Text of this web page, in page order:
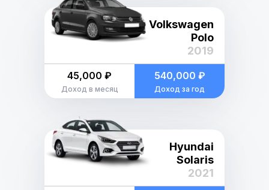
Volkswagen
Polo
2019
45,000 ₽
Доход в месяц
540,000 ₽
Доход за год
Hyundai
Solaris
2021